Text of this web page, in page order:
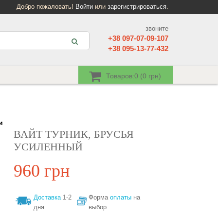
Добро пожаловать! Войти или зарегистрироваться.
Товаров:0 (0 грн)
звоните
+38 097-07-09-107
+38 095-13-77-432
ВАЙТ ТУРНИК, БРУСЬЯ
УСИЛЕННЫЙ
960 грн
Доставка1-2
дня
Форма оплаты на
выбор